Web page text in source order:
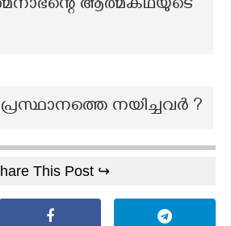
ആത്മകഥയുടെ
നയിച്ചവർ ?
This Post ↪